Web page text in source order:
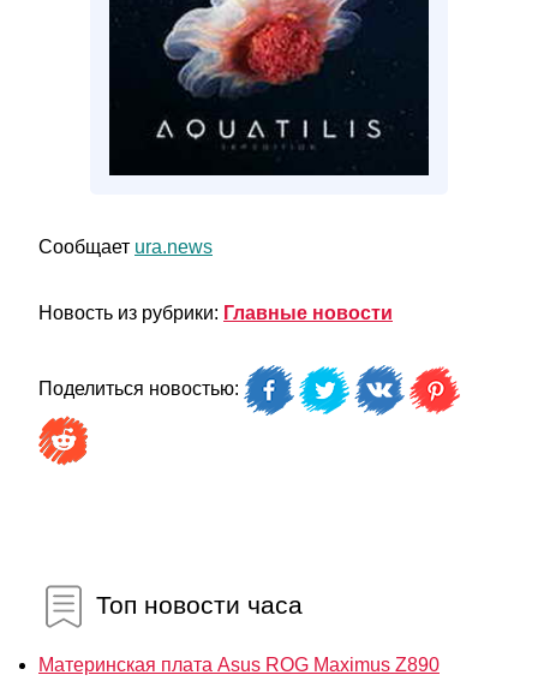
Сообщает ura.news
Новость из рубрики: Главные новости
Поделиться новостью:
Топ новости часа
Материнская плата Asus ROG Maximus Z890